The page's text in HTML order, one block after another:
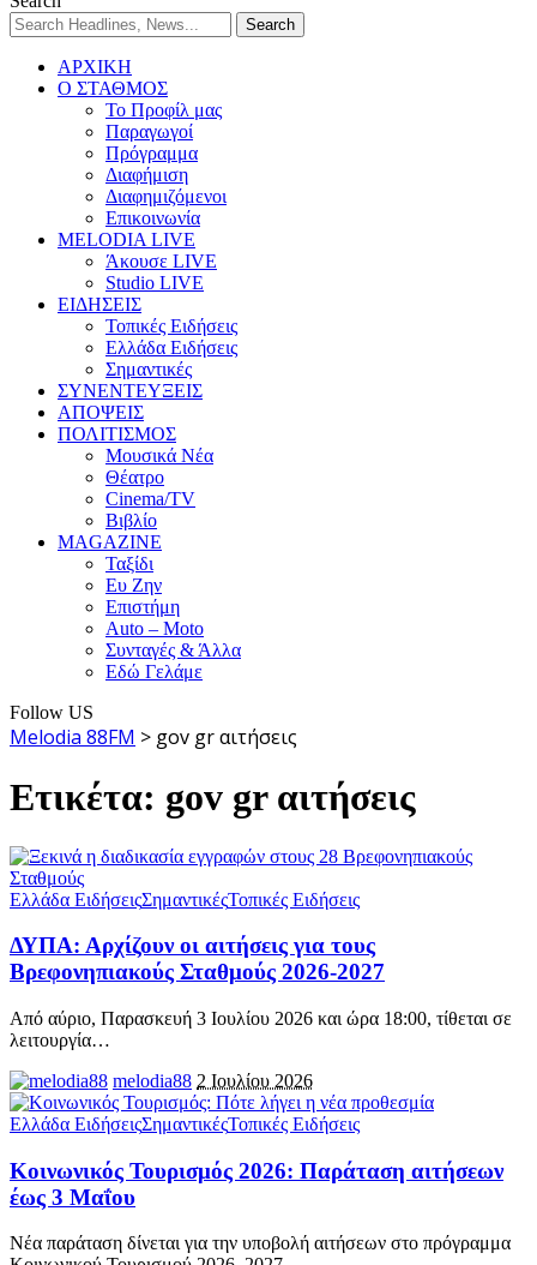
ΑΡΧΙΚΗ
Ο ΣΤΑΘΜΟΣ
Το Προφίλ μας
Παραγωγοί
Πρόγραμμα
Διαφήμιση
Διαφημιζόμενοι
Επικοινωνία
MELODIA LIVE
Άκουσε LIVE
Studio LIVE
ΕΙΔΗΣΕΙΣ
Τοπικές Ειδήσεις
Ελλάδα Ειδήσεις
Σημαντικές
ΣΥΝΕΝΤΕΥΞΕΙΣ
ΑΠΟΨΕΙΣ
ΠΟΛΙΤΙΣΜΟΣ
Μουσικά Νέα
Θέατρο
Cinema/TV
Βιβλίο
MAGAZINE
Ταξίδι
Ευ Ζην
Επιστήμη
Auto – Moto
Συνταγές & Άλλα
Εδώ Γελάμε
Follow US
Melodia 88FM > gov gr αιτήσεις
Ετικέτα: gov gr αιτήσεις
Ελλάδα ΕιδήσειςΣημαντικέςΤοπικές Ειδήσεις
ΔΥΠΑ: Αρχίζουν οι αιτήσεις για τους
Βρεφονηπιακούς Σταθμούς 2026-2027
Από αύριο, Παρασκευή 3 Ιουλίου 2026 και ώρα 18:00, τίθεται σε
λειτουργία…
melodia88 2 Ιουλίου 2026
Ελλάδα ΕιδήσειςΣημαντικέςΤοπικές Ειδήσεις
Κοινωνικός Τουρισμός 2026: Παράταση αιτήσεων
έως 3 Μαΐου
Νέα παράταση δίνεται για την υποβολή αιτήσεων στο πρόγραμμα